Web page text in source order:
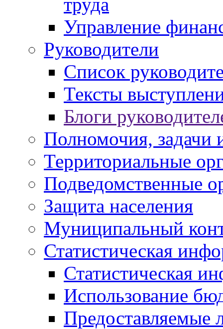
Управление
Руководители
Список
Тексты
Блоги
Полномочия, задачи
Территориальные
Подведомственные
Защита населения
Муниципальный
Статистическая
Статистическая
Использование
Предоставляемые